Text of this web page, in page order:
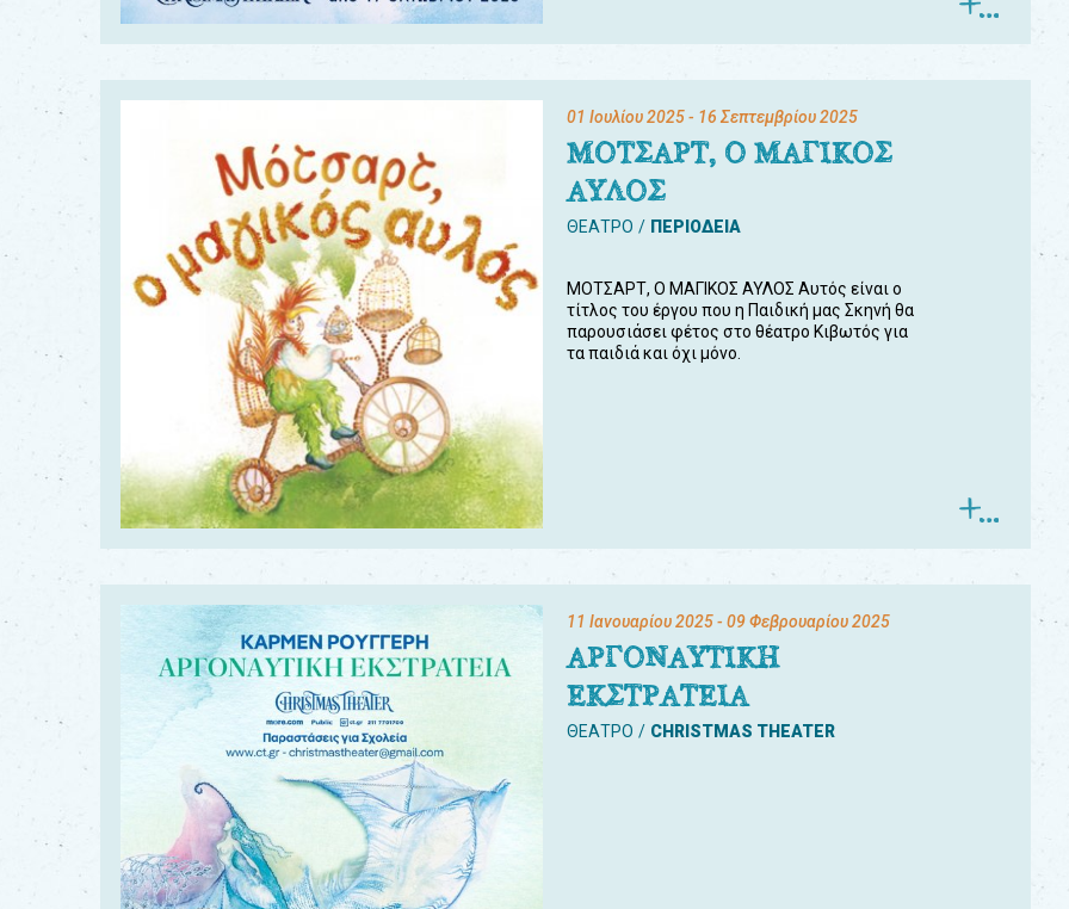
01 Ιουλίου 2025- 16 Σεπτεμβρίου 2025
ΜΟΤΣΑΡΤ, Ο ΜΑΓΙΚΟΣ
ΑΥΛΟΣ
ΘΕΑΤΡΟ ΠΕΡΙΟΔΕΙΑ
ΜΟΤΣΑΡΤ, Ο ΜΑΓΙΚΟΣ ΑΥΛΟΣ Αυτός είναι ο
τίτλος του έργου που η Παιδική μας Σκηνή θα
παρουσιάσει φέτος στο θέατρο Κιβωτός για
τα παιδιά και όχι μόνο.
11 Ιανουαρίου 2025- 09 Φεβρουαρίου 2025
ΑΡΓΟΝΑΥΤΙΚΗ
ΕΚΣΤΡΑΤΕΙΑ
ΘΕΑΤΡΟ CHRISTMAS THEATER